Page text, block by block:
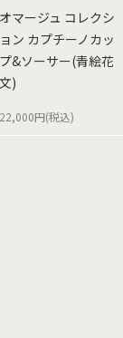
オマージュ コレクシ
ョン カプチーノカッ
プ&ソーサー(青絵花
文)
22,000円(税込)